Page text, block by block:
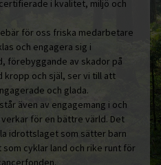
i kvalitet, miljö och
för oss friska medarbetare
och engagera sig i
förebyggande av skador på
kropp och själ, ser vi till att
och glada.
även av engagemang i och
för en bättre värld. Det
idrottslaget som sätter barn
cyklar land och rike runt för